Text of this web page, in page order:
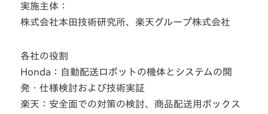
実施主体：
株式会社本田技術研究所、楽天グループ株式会社
各社の役割
Honda：自動配送ロボットの機体とシステムの開
発・仕様検討および技術実証
楽天：安全面での対策の検討、商品配送用ボックス